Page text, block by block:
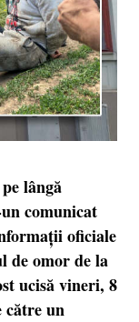
lângă
comunicat
oficiale
de omor de la
ucisă vineri, 8
către un